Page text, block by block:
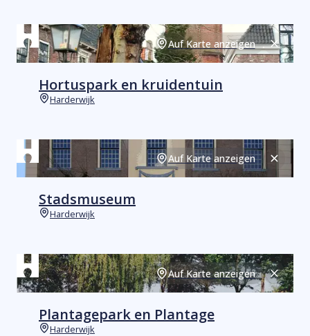
Auf Karte anzeigen
Hortuspark en kruidentuin
Harderwijk
Auf Karte anzeigen
Stadsmuseum
Harderwijk
Auf Karte anzeigen
Plantagepark en Plantage
Harderwijk